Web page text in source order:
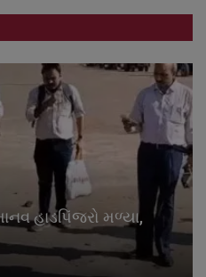
હાડપિંજરો મળ્યા,